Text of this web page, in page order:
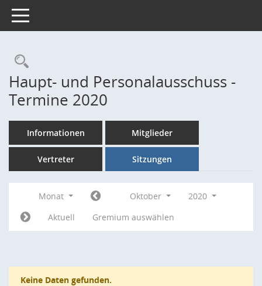
Toggle navigation
Rechercheauswahl
Haupt- und Personalausschuss -
Termine 2020
Informationen Mitglieder
Vertreter Sitzungen
Monat Oktober
2020
Aktuell
Gremium auswählen
Keine Daten gefunden.